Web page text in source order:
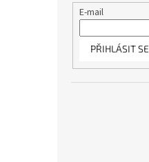
E-mail
PŘIHLÁSIT SE